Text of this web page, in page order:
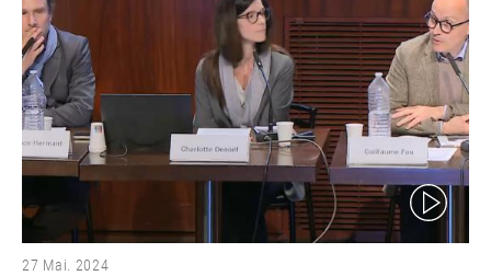
(video)
27 Mai. 2024